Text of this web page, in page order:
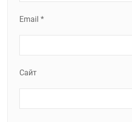
Email *
Сайт